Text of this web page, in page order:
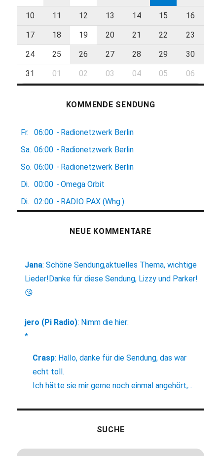
10 11 12 13 14 15 16
17 18 19 20 21 22 23
24 25 26 27 28 29 30
31 01 02 03 04 05 06
KOMMENDE SENDUNG
Fr. 06:00 - Radionetzwerk Berlin
Sa. 06:00 - Radionetzwerk Berlin
So. 06:00 - Radionetzwerk Berlin
Di.
00:00 - Omega Orbit
Di.
02:00 - RADIO PAX (Whg.)
NEUE KOMMENTARE
Jana:Schöne Sendung,aktuelles Thema, wichtige
Lieder!Danke für diese Sendung, Lizzy und Parker!
😘
jero (Pi Radio): Nimm die hier:
*
Crasp: Hallo, danke für die Sendung, das war
echt toll.
Ich hätte sie mir gerne noch einmal angehört,...
SUCHE